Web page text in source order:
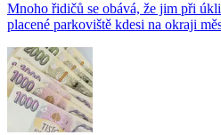
Mnoho řidičů se obává, že jim při
placené parkoviště kdesi na okraji